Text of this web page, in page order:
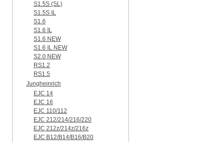
S1.5S (SL)
S1.5S IL
S1.6
S1.6 IL
S1.6 NEW
S1.6 IL NEW
S2.0 NEW
RS1.2
RS1.5
Jungheinrich
EJC 14
EJC 16
EJC 110/112
EJC 212/214/216/220
EJC 212z/214z/216z
EJC B12/B14/B16/B20